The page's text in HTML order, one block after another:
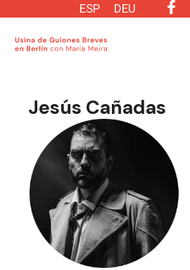
contenido
ESP DEU
Jesús Cañadas